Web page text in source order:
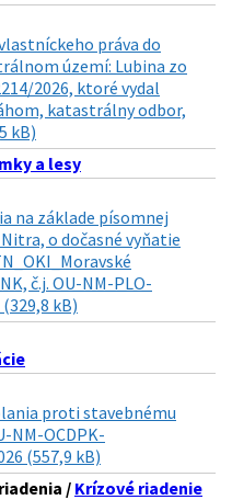
práva do
území: Lubina zo
2026, ktoré vydal
katastrálny odbor,
kB)
a lesy
na základe písomnej
o dočasné vyňatie
č.j. OU-NM-PLO-
kB)
proti stavebnému
NM-OCDPK-
(557,9 kB)
/ Krízové riadenie